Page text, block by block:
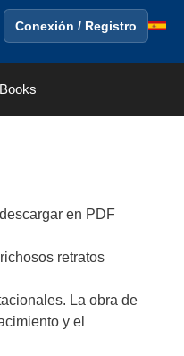
Conexión / Registro
en PDF
retratos
La obra de
y el